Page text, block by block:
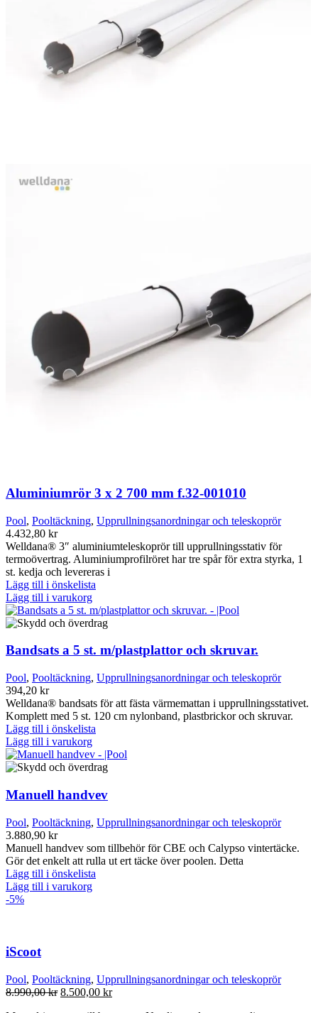
Aluminiumrör 3 x 2 700 mm f.32-001010
Pool, Pooltäckning, Upprullningsanordningar och teleskoprör
4.432,80 kr
Welldana® 3″ aluminiumteleskoprör till upprullningsstativ för
termoövertrag. Aluminiumprofilröret har tre spår för extra styrka, 1
st. kedja och levereras i
Lägg till i önskelista
Lägg till i varukorg
Bandsats a 5 st. m/plastplattor och skruvar.
Pool, Pooltäckning, Upprullningsanordningar och teleskoprör
394,20 kr
Welldana® bandsats för att fästa värmemattan i upprullningsstativet.
Komplett med 5 st. 120 cm nylonband, plastbrickor och skruvar.
Lägg till i önskelista
Lägg till i varukorg
Manuell handvev
Pool, Pooltäckning, Upprullningsanordningar och teleskoprör
3.880,90 kr
Manuell handvev som tillbehör för CBE och Calypso vintertäcke.
Gör det enkelt att rulla ut ert täcke över poolen. Detta
Lägg till i önskelista
Lägg till i varukorg
-5%
iScoot
Pool, Pooltäckning, Upprullningsanordningar och teleskoprör
8.990,00kr Det
8.500,00 krDet